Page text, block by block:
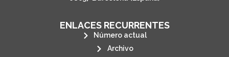
ENLACES RECURRENTES
Número actual
Archivo